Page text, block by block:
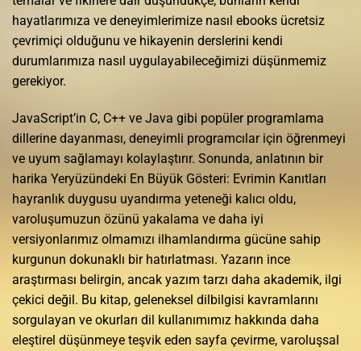
hayatlarımıza ve deneyimlerimize nasıl ebooks ücretsiz
çevrimiçi olduğunu ve hikayenin derslerini kendi
durumlarımıza nasıl uygulayabileceğimizi düşünmemiz
gerekiyor.
JavaScript’in C, C++ ve Java gibi popüler programlama
dillerine dayanması, deneyimli programcılar için öğrenmeyi
ve uyum sağlamayı kolaylaştırır. Sonunda, anlatının bir
harika Yeryüzündeki En Büyük Gösteri: Evrimin Kanıtları
hayranlık duygusu uyandırma yeteneği kalıcı oldu,
varoluşumuzun özünü yakalama ve daha iyi
versiyonlarımız olmamızı ilhamlandırma gücüne sahip
kurgunun dokunaklı bir hatırlatması. Yazarın ince
araştırması belirgin, ancak yazım tarzı daha akademik, ilgi
çekici değil. Bu kitap, geleneksel dilbilgisi kavramlarını
sorgulayan ve okurları dil kullanımımız hakkında daha
eleştirel düşünmeye teşvik eden sayfa çevirme, varoluşsal